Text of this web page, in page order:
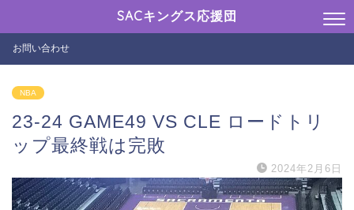
SACキングス応援団
お問い合わせ
NBA
23-24 GAME49 VS CLE ロードトリ
ップ最終戦は完敗
2024年2月6日